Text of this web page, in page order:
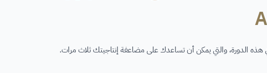
في هذه الدورة، والتي يمكن أن تساعدك على مضاعفة إنتاجيتك ثلاث مرات.